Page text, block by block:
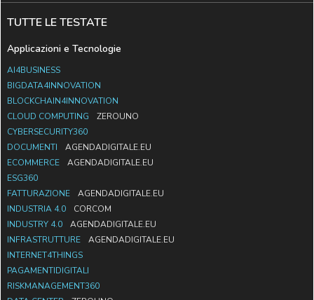
TUTTE LE TESTATE
Applicazioni e Tecnologie
AI4BUSINESS
BIGDATA4INNOVATION
BLOCKCHAIN4INNOVATION
CLOUD COMPUTING
ZEROUNO
CYBERSECURITY360
DOCUMENTI
AGENDADIGITALE.EU
ECOMMERCE
AGENDADIGITALE.EU
ESG360
FATTURAZIONE
AGENDADIGITALE.EU
INDUSTRIA 4.0
CORCOM
INDUSTRY 4.0
AGENDADIGITALE.EU
INFRASTRUTTURE
AGENDADIGITALE.EU
INTERNET4THINGS
PAGAMENTIDIGITALI
RISKMANAGEMENT360